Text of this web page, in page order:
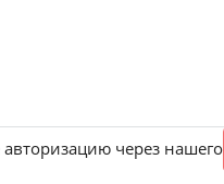
через нашего